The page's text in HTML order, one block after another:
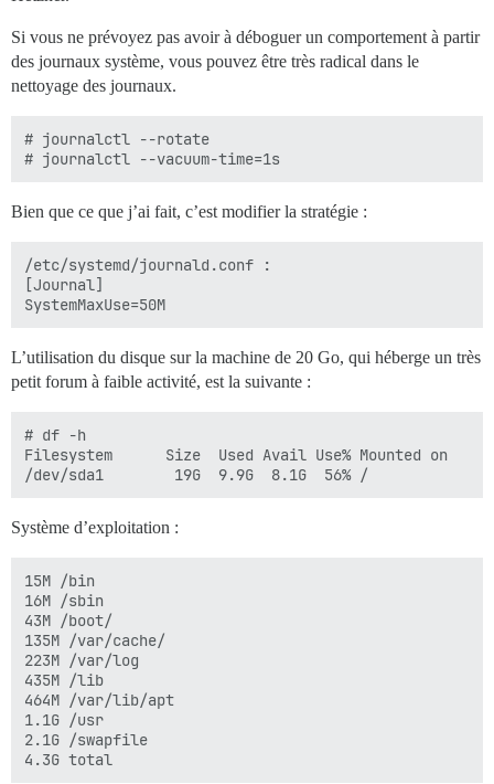
Si vous ne prévoyez pas avoir à déboguer un comportement à partir
des journaux système, vous pouvez être très radical dans le
nettoyage des journaux.
# journalctl --rotate
Bien que ce que j’ai fait, c’est modifier la stratégie :
/etc/systemd/journald.conf :
[Journal]
L’utilisation du disque sur la machine de 20 Go, qui héberge un très
petit forum à faible activité, est la suivante :
# df -h
Filesystem      Size  Used Avail Use% Mounted on
Système d’exploitation :
15M /bin
16M /sbin
43M /boot/
135M /var/cache/
223M /var/log
435M /lib
464M /var/lib/apt
1.1G /usr
2.1G /swapfile